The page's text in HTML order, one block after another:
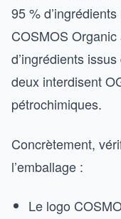
95 %
COSMOS Organic
d’ingrédients
deux interdisent
pétrochimiques.
Concrètement,
l’emballage :
Le logo